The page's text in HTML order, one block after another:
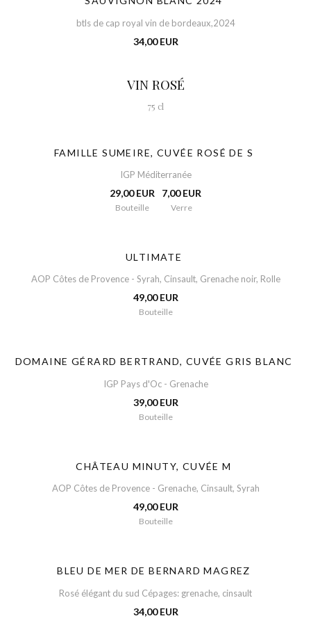
btls de cap royal vin de bordeaux,2024
34,00 EUR
VIN ROSÉ
75 cl
FAMILLE SUMEIRE, CUVÉE ROSÉ DE S
IGP Méditerranée
29,00 EUR
Bouteille
7,00 EUR
Verre
ULTIMATE
AOP Côtes de Provence - Syrah, Cinsault, Grenache noir, Rolle
49,00 EUR
Bouteille
DOMAINE GÉRARD BERTRAND, CUVÉE GRIS BLANC
IGP Pays d'Oc - Grenache
39,00 EUR
Bouteille
CHÂTEAU MINUTY, CUVÉE M
AOP Côtes de Provence - Grenache, Cinsault, Syrah
49,00 EUR
Bouteille
BLEU DE MER DE BERNARD MAGREZ
Rosé élégant du sud Cépages: grenache, cinsault
34,00 EUR